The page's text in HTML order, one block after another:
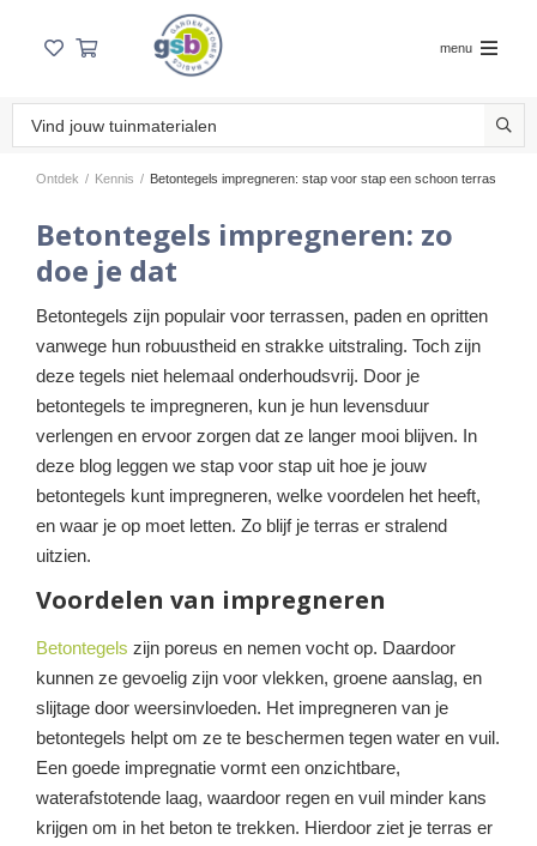
menu
Ontdek / Kennis / Betontegels impregneren: stap voor stap een schoon terras
Betontegels impregneren: zo
doe je dat
Betontegels zijn populair voor terrassen, paden en opritten
vanwege hun robuustheid en strakke uitstraling. Toch zijn
deze tegels niet helemaal onderhoudsvrij. Door je
betontegels te impregneren, kun je hun levensduur
verlengen en ervoor zorgen dat ze langer mooi blijven. In
deze blog leggen we stap voor stap uit hoe je jouw
betontegels kunt impregneren, welke voordelen het heeft,
en waar je op moet letten. Zo blijf je terras er stralend
uitzien.
Voordelen van impregneren
Betontegels zijn poreus en nemen vocht op. Daardoor
kunnen ze gevoelig zijn voor vlekken, groene aanslag, en
slijtage door weersinvloeden. Het impregneren van je
betontegels helpt om ze te beschermen tegen water en vuil.
Een goede impregnatie vormt een onzichtbare,
waterafstotende laag, waardoor regen en vuil minder kans
krijgen om in het beton te trekken. Hierdoor ziet je terras er